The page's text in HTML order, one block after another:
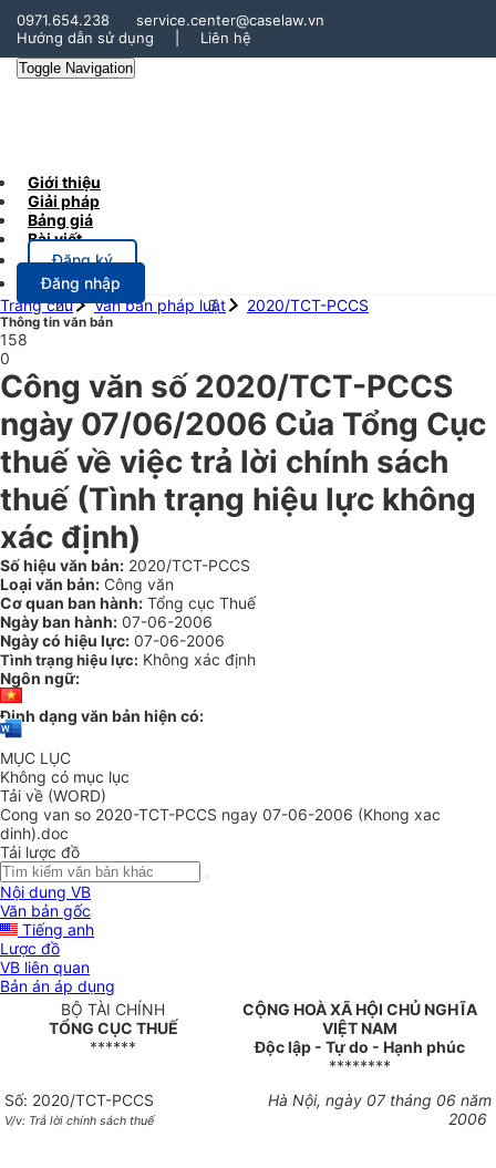
0971.654.238
service.center@caselaw.vn
Hướng dẫn sử dụng
Liên hệ
Toggle Navigation
Giới thiệu
Giải pháp
Bảng giá
Bài viết
Đăng ký
Đăng nhập
Trang chủ
Văn bản pháp luật 2020/TCT-PCCS
Thông tin văn bản
158
0
Công văn số 2020/TCT-PCCS
ngày 07/06/2006 Của Tổng Cục
thuế về việc trả lời chính sách
thuế (Tình trạng hiệu lực không
xác định)
Số hiệu văn bản: 2020/TCT-PCCS
Loại văn bản: Công văn
Cơ quan ban hành: Tổng cục Thuế
Ngày ban hành: 07-06-2006
Ngày có hiệu lực: 07-06-2006
Tình trạng hiệu lực: Không xác định
Ngôn ngữ:
Định dạng văn bản hiện có:
MỤC LỤC
Không có mục lục
Tải về (WORD)
Cong van so 2020-TCT-PCCS ngay 07-06-2006 (Khong xac
dinh).doc
Tải lược đồ
Nội dung VB
Văn bản gốc
Tiếng anh
Lược đồ
VB liên quan
Bản án áp dụng
BỘ TÀI CHÍNH
TỔNG CỤC THUẾ
******
CỘNG HOÀ XÃ HỘI CHỦ NGHĨA
VIỆT NAM
Độc lập - Tự do - Hạnh phúc
********
Số: 2020/TCT-PCCS
V/v: Trả lời chính sách thuế
Hà Nội, ngày 07 tháng 06 năm
2006